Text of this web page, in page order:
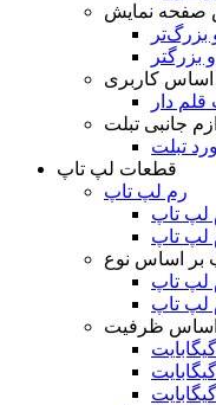
صفحه نمایش
اساس کاربری
قلم دار
جانبی تبلت
تبلت
قطعات لپ تاپ
رم لپ تاپ
بر اساس نوع
اساس ظرفیت